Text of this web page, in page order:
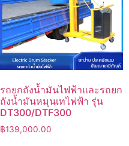
รถยกถังน้ำมันไฟฟ้าและรถยก
ถังน้ำมันหมุนเทไฟฟ้า รุ่น
DT300/DTF300
฿139,000.00